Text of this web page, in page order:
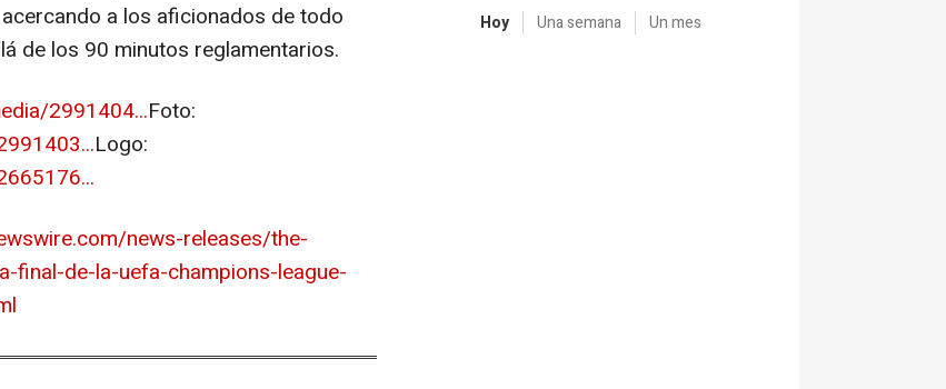
a los aficionados de todo
de los 90 minutos reglamentarios.
2991404...Foto:
Logo:
news-releases/the-
final-de-la-uefa-champions-league-
Hoy Una semana Un mes